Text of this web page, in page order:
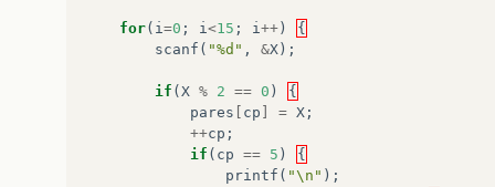
for( i=0 ; i<15 ; i++ )
{
scanf ( "%d" , &X );
if ( X % 2 == 0 )
{
pares
cp = X ;
++cp ;
if ( cp == 5 )
{
printf ( "\n" );